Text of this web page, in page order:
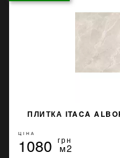
ПЛИТКА ITACA
ЦІНА
1080 грн
м2